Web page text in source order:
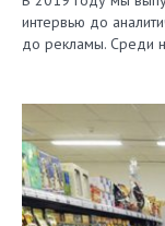
интервью до
до рекламы. Среди